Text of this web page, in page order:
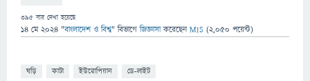
395 বার দেখা হয়েছে
14 মে 2024 "বাংলাদেশ ও বিশ্ব" বিভাগে জিজ্ঞাসাকরেছেনMIS (2,050 পয়েন্ট)
ঘড়ি কাটা ইউরোপিয়ান ডে-লাইট